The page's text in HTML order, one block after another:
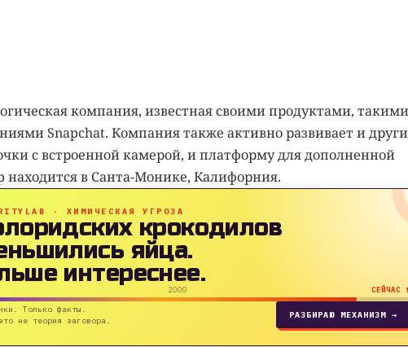
компания, известная своими продуктами,
Snapchat. Компания также активно развивает и
с встроенной камерой, и платформу для дополненной
находится в Санта-Монике, Калифорния.
· ХИМИЧЕСКАЯ УГРОЗА
крокодилов
яйца.
интереснее.
2000 СЕЙЧАС
Только факты.
не теория заговора.
РАЗБИРАЮ МЕХАНИЗМ →